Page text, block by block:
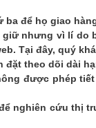
để họ giao
nhưng vì lí do
Tại đây, quý
đặt theo dõi dài
được phép
nghiên cứu thị